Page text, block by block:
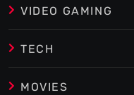
VIDEO GAMING
TECH
MOVIES